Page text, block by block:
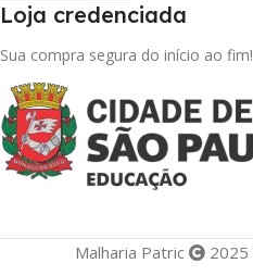
Loja credenciada
Sua compra segura do início ao fim!
Malharia Patric 2025